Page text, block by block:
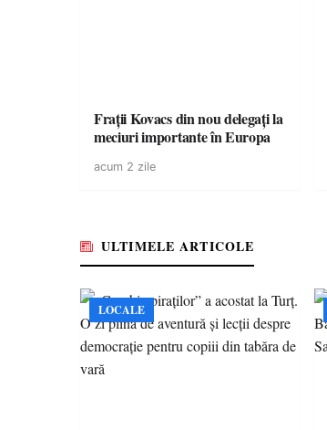
Frații Kovacs din nou delegați la
meciuri importante în Europa
acum 2 zile
ULTIMELE ARTICOLE
LOCALE